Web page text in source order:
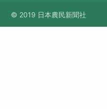
© 2019 日本農民新聞社